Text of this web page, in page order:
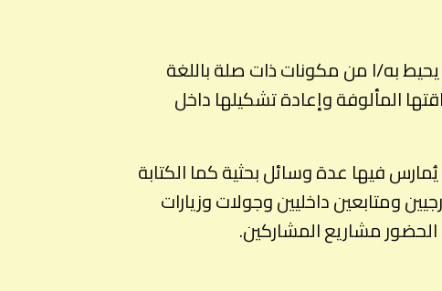
يحيط به/ا من مكونات ذات صلة باللغة
المألوفة وإعادة تشكيلها داخل
فيها عدة وسائل بحثية كما الكتابة
ومتابعين داخليين وجولات وزيارات
مشاريع المشاركين.